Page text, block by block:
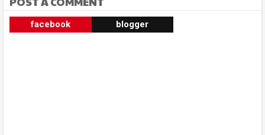
facebook blogger